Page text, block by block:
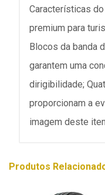
Características
premium para
Blocos da banda
garantem uma
dirigibilidade;
proporcionam a
imagem deste
Produtos